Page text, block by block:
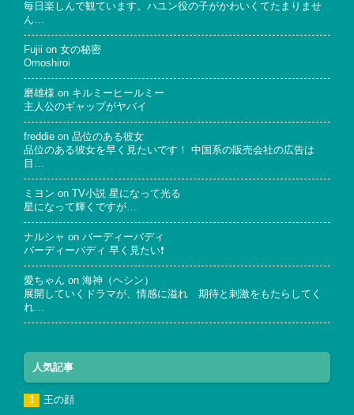
毎日楽しんで観ています。ハユン役の子がかわいくてたまりませ
ん…
Fujii on 女の秘密
Omoshiroi
磨雄様 on キルミーヒールミー
主人公のギャップがヤバイ
freddie on 品位のある彼女
品位のある彼女を早く見たいです！ 中国系の販売会社の広告は
目…
ミヨン on
TV小説 星になって光る
星になって輝くですが…
ナルシャ on バーディーバディ
バーディーバディ 早く見たい❗
愛ちゃん on 海神（ヘシン）
展開していくドラマが、情感に溢れ 期待と刺激をもたらしてく
れ…
人気記事
王の顔